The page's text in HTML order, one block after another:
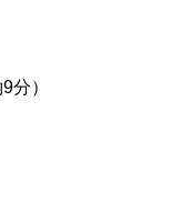
分）